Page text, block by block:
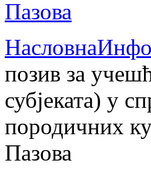
Насловна
позив за
субјеката) у
породичних
Пазова